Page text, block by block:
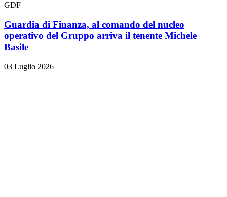
GDF
Guardia di Finanza, al comando del nucleo
operativo del Gruppo arriva il tenente Michele
Basile
03 Luglio 2026